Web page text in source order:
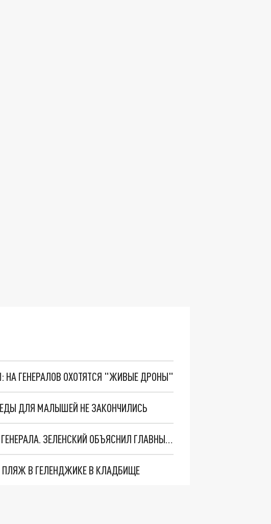
НА ГЕНЕРАЛОВ ОХОТЯТСЯ "ЖИВЫЕ ДРОНЫ"
ДЛЯ МАЛЫШЕЙ НЕ ЗАКОНЧИЛИСЬ
"МЫ ВАС ЗАСТАВИМ": ЖУТКИЕ ДЕТАЛИ ОХОТЫ НА ГЕНЕРАЛА. ЗЕЛЕНСКИЙ ОБЪЯСНИЛ ГЛАВНЫЙ СМЫСЛ ТЕРАКТА В ЦЕНТРЕ МОСКВЫ
В ГЕЛЕНДЖИКЕ В КЛАДБИЩЕ